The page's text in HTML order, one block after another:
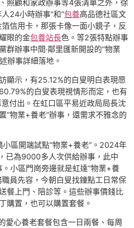
照顧和家政辦事等4張清單之外，徐
24小時辦事”和“包養高品德社區文
信用卡，那張卡像一面小鏡子，反
眼的金包養站長色。等2張特點辦事
群辦事中間·鄰里匯新開設的“物業
辦事詳細落地。
顯示，有25.12%的白叟明白表現愿
的白叟表現視情形而定，也有
付出。在虹口區平易近政局局長沈
“物業+養老”辦事，還需求不雅念的
區開端試點“物業+養老”。2024年
已為9000多人次供給辦事，此中
小區門崗旁邊就是虹達“物業+養
員先容，今朝白叟找鐘點工日常保
餐上門、陪診等。這些辦事價錢比
購置，也可以購置套餐。
愛心養老套餐包含一日兩餐、每周